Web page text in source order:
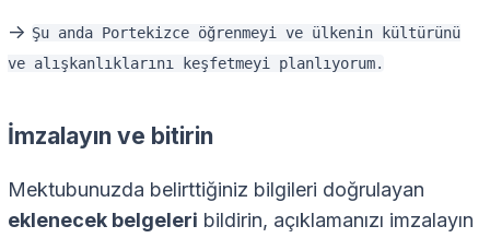
-> Şu anda Portekizce öğrenmeyi ve ülkenin kültürünü
ve alışkanlıklarını keşfetmeyi planlıyorum.
İmzalayın ve bitirin
Mektubunuzda belirttiğiniz bilgileri doğrulayan
eklenecek belgeleri bildirin, açıklamanızı imzalayın